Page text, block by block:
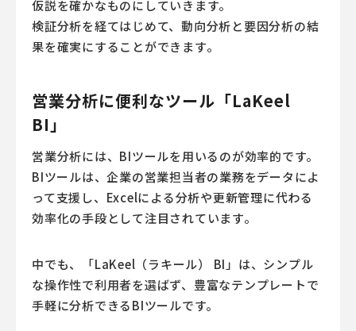
仮説を確かなものにしていきます。
検証分析を経てはじめて、動向分析と要因分析の結
果を確実にすることができます。
営業分析に便利なツール「LaKeel
BI」
営業分析には、BIツールを用いるのが効率的です。
BIツールは、企業の営業担当者の業務をデータによ
って支援し、Excelによる分析や更新管理に代わる
効率化の手段として注目されています。
中でも、「LaKeel（ラキール） BI」は、シンプル
な操作性で利用者を選ばず、豊富なテンプレートで
手軽に分析できるBIツールです。